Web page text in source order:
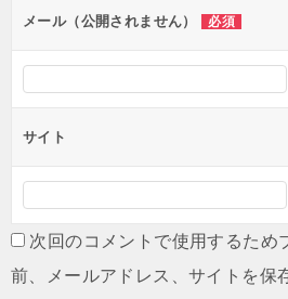
ンメール（公開されません） 必須
サイト
次回のコメントで使用するため
前、メールアドレス、サイトを保